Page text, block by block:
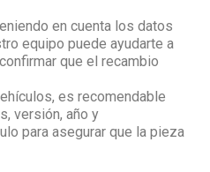
en cuenta los datos
equipo puede ayudarte a
que el recambio
es recomendable
versión, año y
para asegurar que la pieza